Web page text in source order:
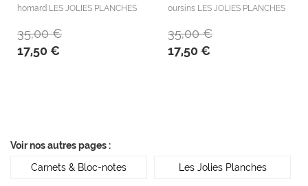
homard LES JOLIES PLANCHES
17,50 €
35,00 €
oursins LES JOLIES PLANCHES
17,50 €
35,00 €
Voir nos autres pages :
Carnets & Bloc-notes
Les Jolies Planches